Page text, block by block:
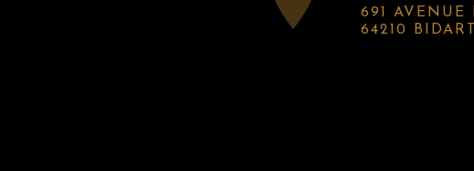
691 AVENUE D ESPAGNE
64210 BIDART